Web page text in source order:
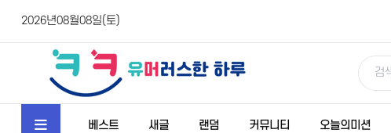
2026년08월08일(토)
베스트 새글 랜덤 커뮤니티 오늘의미션